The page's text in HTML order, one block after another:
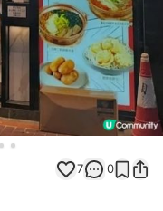
7 0